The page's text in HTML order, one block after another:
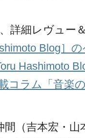
詳細レヴュー
Blog］
Hashimoto
コラム「音楽
（吉本宏・山